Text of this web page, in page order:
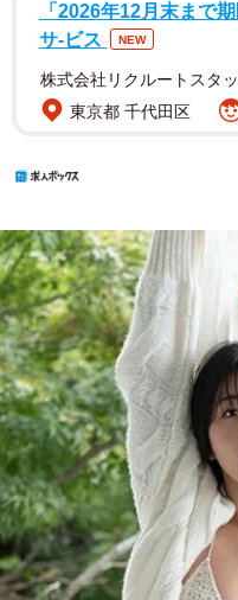
「2026年12月末まで
サ-ビス
NEW
株式会社リクルートスタ
東京都 千代田区